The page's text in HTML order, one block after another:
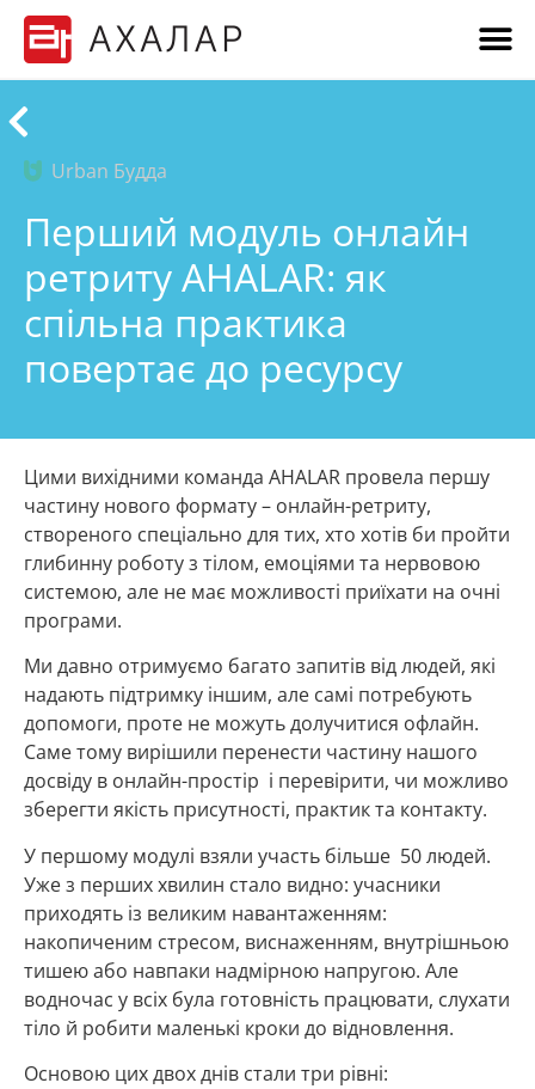
Urban Будда
Перший модуль онлайн
ретриту AHALAR: як
спільна практика
повертає до ресурсу
Цими вихідними команда AHALAR провела першу
частину нового формату – онлайн-ретриту,
створеного спеціально для тих, хто хотів би пройти
глибинну роботу з тілом, емоціями та нервовою
системою, але не має можливості приїхати на очні
програми.
Ми давно отримуємо багато запитів від людей, які
надають підтримку іншим, але самі потребують
допомоги, проте не можуть долучитися офлайн.
Саме тому вирішили перенести частину нашого
досвіду в онлайн-простір і перевірити, чи можливо
зберегти якість присутності, практик та контакту.
У першому модулі взяли участь більше 50 людей.
Уже з перших хвилин стало видно: учасники
приходять із великим навантаженням:
накопиченим стресом, виснаженням, внутрішньою
тишею або навпаки надмірною напругою. Але
водночас у всіх була готовність працювати, слухати
тіло й робити маленькі кроки до відновлення.
Основою цих двох днів стали три рівні: